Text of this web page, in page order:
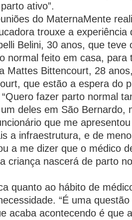
ativo”.
do MaternaMente
trouxe a experiência
Belini, 30 anos, que teve
normal feito em casa, para
Mattes Bittencourt, 28
que estão a espera do
fazer parto normal
deles em São Bernardo,
que me
a infraestrutura, e de
a me dizer que o médico
criança nascerá de parto
quanto ao hábito de
“É uma
acaba acontecendo é que